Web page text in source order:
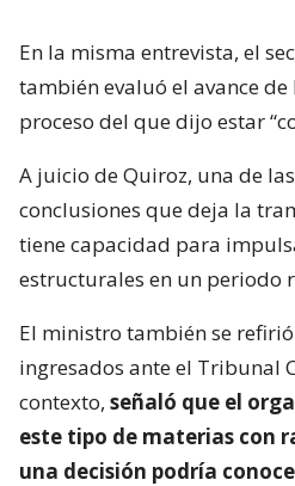
En la misma entrevista, el
también evaluó el avance
proceso del que dijo estar
A juicio de Quiroz, una de
conclusiones que deja la
tiene capacidad para
estructurales en un periodo
El ministro también se
ingresados ante el Tribunal
contexto, señaló que el
este tipo de materias con
una decisión podría